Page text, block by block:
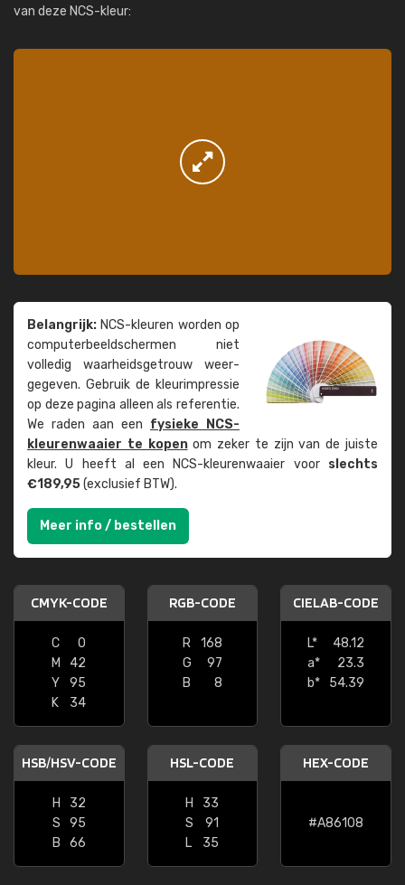
van deze NCS-kleur:
Belangrijk: NCS-kleuren worden op
computer­beeld­schermen niet
volledig waarheids­­getrouw weer­
gegeven. Gebruik de kleur­impressie
op deze pagina alleen als referentie.
We raden aan een fysieke NCS-
kleuren­waaier te kopenom zeker te zijn van de juiste
kleur. U heeft al een NCS-kleuren­waaier voor slechts
€189,95(exclusief BTW).
Meer info / bestellen
CMYK-CODE
C
0
M
42
Y
95
K
34
RGB-CODE
R
168
G
97
B
8
CIELAB-CODE
L*
48.12
a*
23.3
b*
54.39
HSB/HSV-CODE
H
32
S
95
B
66
HSL-CODE
H
33
S
91
L
35
HEX-CODE
#A86108